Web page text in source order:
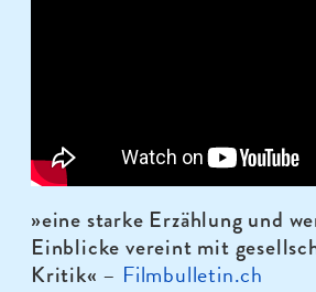
»eine starke Erzählung und
Einblicke vereint mit
Kritik« – Filmbulletin.ch